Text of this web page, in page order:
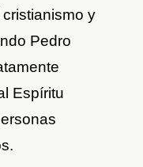
y
Pedro
Espíritu